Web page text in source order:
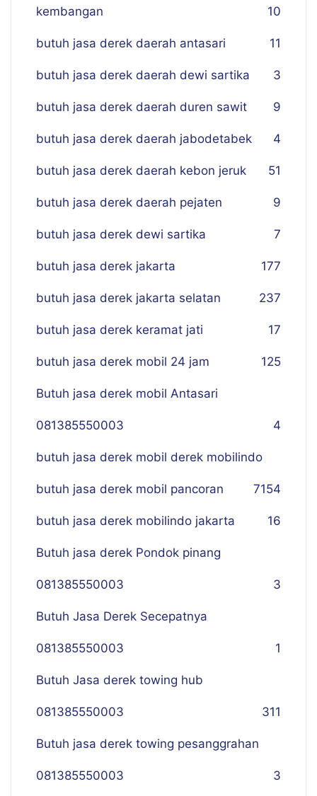
kembangan 10
butuh jasa derek daerah antasari 11
butuh jasa derek daerah dewi sartika 3
butuh jasa derek daerah duren sawit 9
butuh jasa derek daerah jabodetabek 4
butuh jasa derek daerah kebon jeruk 51
butuh jasa derek daerah pejaten 9
butuh jasa derek dewi sartika 7
butuh jasa derek jakarta 177
butuh jasa derek jakarta selatan 237
butuh jasa derek keramat jati 17
butuh jasa derek mobil 24 jam 125
Butuh jasa derek mobil Antasari
081385550003 4
butuh jasa derek mobil derek mobilindo
154
butuh jasa derek mobil pancoran 7
butuh jasa derek mobilindo jakarta 16
Butuh jasa derek Pondok pinang
081385550003 3
Butuh Jasa Derek Secepatnya
081385550003 1
Butuh Jasa derek towing hub
081385550003 311
Butuh jasa derek towing pesanggrahan
081385550003 3